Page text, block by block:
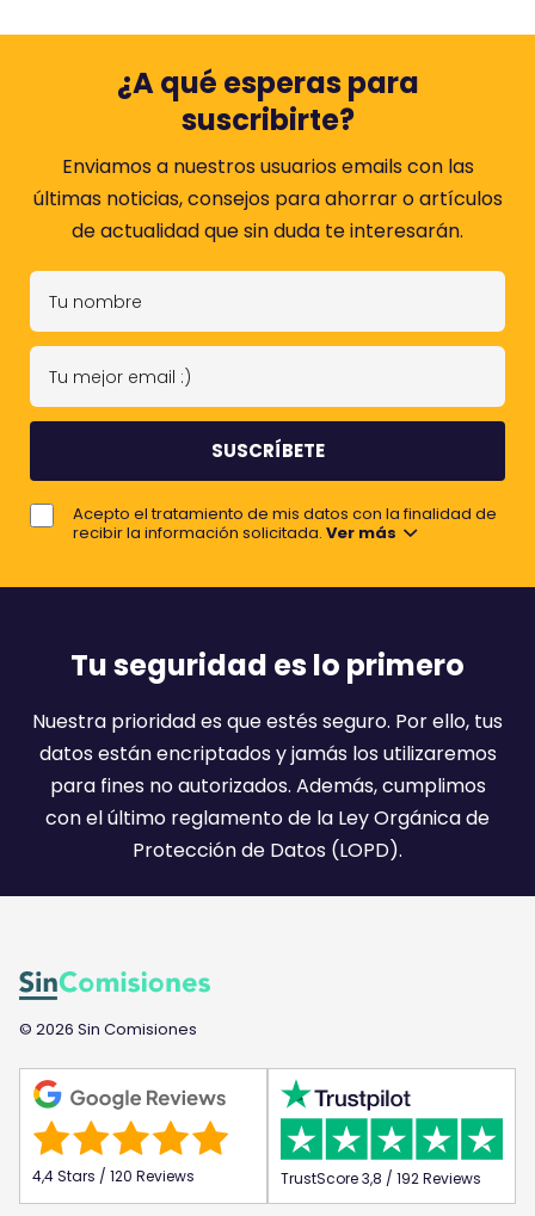
¿A qué esperas para
suscribirte?
Enviamos a nuestros usuarios emails con las
últimas noticias, consejos para ahorrar o artículos
de actualidad que sin duda te interesarán.
T
n
m
r
e
T
m
j
o
e
Acepto el tratamiento de mis datos con la finalidad de
recibir la información solicitada. Ver más
Tu seguridad es lo primero
Nuestra prioridad es que estés seguro. Por ello, tus
datos están encriptados y jamás los utilizaremos
para fines no autorizados. Además, cumplimos
con el último reglamento de la Ley Orgánica de
Protección de Datos (LOPD).
© 2026 Sin Comisiones
4,4 Stars / 120 Reviews TrustScore 3,8 / 192 Reviews